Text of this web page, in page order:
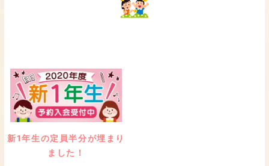
新1年生の定員半分が埋まり
ました！